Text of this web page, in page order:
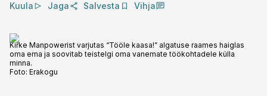
Kuula Jaga Salvesta Vihja
Kirke Manpowerist varjutas “Tööle kaasa!” algatuse raames haiglas
oma ema ja soovitab teistelgi oma vanemate töökohtadele külla
minna.
Foto: Erakogu